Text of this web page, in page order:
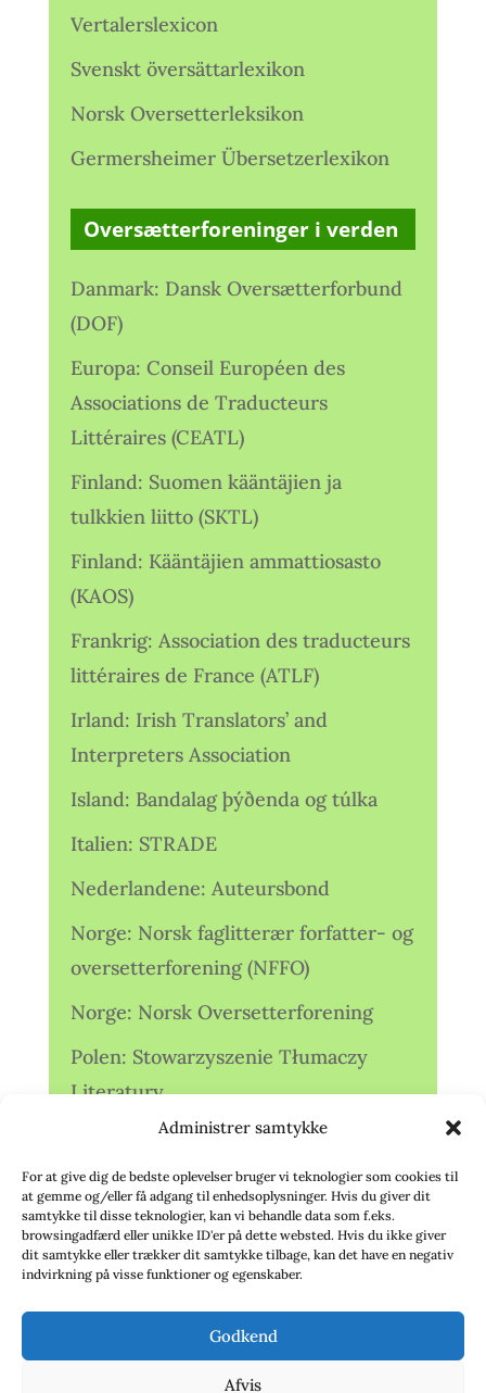
Administrer samtykke
For at give dig de bedste oplevelser bruger vi teknologier som cookies til
at gemme og/eller få adgang til enhedsoplysninger. Hvis du giver dit
samtykke til disse teknologier, kan vi behandle data som f.eks.
browsingadfærd eller unikke ID'er på dette websted. Hvis du ikke giver
dit samtykke eller trækker dit samtykke tilbage, kan det have en negativ
indvirkning på visse funktioner og egenskaber.
Godkend
Afvis
Vertalerslexicon
Svenskt översättarlexikon
Norsk Oversetterleksikon
Germersheimer Übersetzerlexikon
Oversætterforeninger i verden
Danmark: Dansk Oversætterforbund
(DOF)
Europa: Conseil Européen des
Associations de Traducteurs
Littéraires (CEATL)
Finland: Suomen kääntäjien ja
tulkkien liitto (SKTL)
Finland: Kääntäjien ammattiosasto
(KAOS)
Frankrig: Association des traducteurs
littéraires de France (ATLF)
Irland: Irish Translators’ and
Interpreters Association
Island: Bandalag þýðenda og túlka
Italien: STRADE
Nederlandene: Auteursbond
Norge: Norsk faglitterær forfatter- og
oversetterforening (NFFO)
Norge: Norsk Oversetterforening
Polen: Stowarzyszenie Tłumaczy
Literatury
Storbritannien: Translators
Association (TA)
Sverige: Översättarsektionen (Ö.)
Sverige: Översättarcentrum (ÖC)
deutschsprachiger Übersetzer (VdÜ)